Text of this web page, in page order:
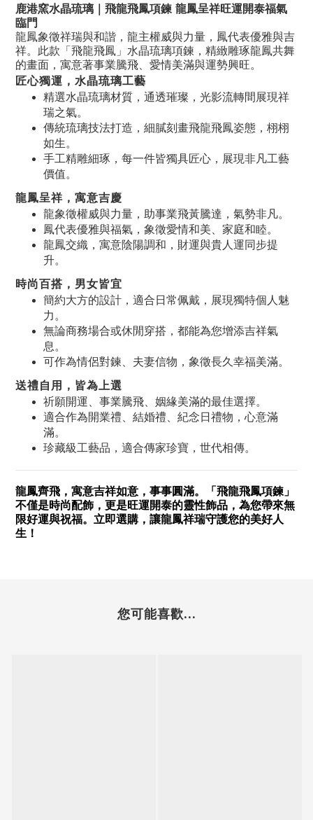
鹿港窯水晶琉璃｜飛龍飛鳳項鍊 龍鳳呈祥旺運開泰福氣
臨門
龍鳳象徵祥瑞與和諧，龍主權威與力量，鳳代表優雅與吉
祥。此款「飛龍飛鳳」水晶琉璃項鍊，精緻雕琢龍鳳共舞
的畫面，寓意著事業騰飛、愛情美滿與運勢興旺。
匠心獨運，水晶琉璃工藝
精選水晶琉璃材質，通透璀璨，光影流轉間展現祥
瑞之氣。
傳統琉璃技法打造，細膩刻畫飛龍飛鳳姿態，栩栩
如生。
手工精雕細琢，每一件皆獨具匠心，展現非凡工藝
價值。
龍鳳呈祥，寓意吉慶
龍象徵權威與力量，助事業飛黃騰達，氣勢非凡。
鳳代表優雅與福氣，象徵愛情和美、家庭和睦。
龍鳳交織，寓意陰陽調和，財運與貴人運同步提
升。
時尚百搭，男女皆宜
簡約大方的設計，適合日常佩戴，展現獨特個人魅
力。
無論商務場合或休閒穿搭，都能為您增添吉祥氣
息。
可作為情侶對鍊、夫妻信物，象徵長久幸福美滿。
送禮自用，皆為上選
祈願開運、事業騰飛、姻緣美滿的最佳選擇。
適合作為開業禮、結婚禮、紀念日禮物，心意滿
滿。
珍藏級工藝品，適合傳家珍寶，世代相傳。
龍鳳齊飛，寓意吉祥如意，事事圓滿。「飛龍飛鳳項鍊」
不僅是時尚配飾，更是旺運開泰的靈性飾品，為您帶來無
限好運與祝福。立即選購，讓龍鳳祥瑞守護您的美好人
生！
您可能喜歡...